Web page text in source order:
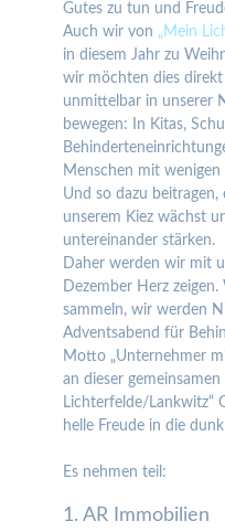
Gutes zu tun und
Auch wir von „Mein
in diesem Jahr zu
wir möchten dies
unmittelbar in unserer
bewegen: In Kitas,
Menschen mit
Und so dazu beitragen,
unserem Kiez wächst
untereinander stärken.
Daher werden wir mit
Dezember Herz
sammeln, wir werden
Adventsabend für
Motto „Unternehmer
an dieser
Lichterfelde/Lankwitz“
helle Freude in die
Es nehmen teil:
1. AR Immobilien